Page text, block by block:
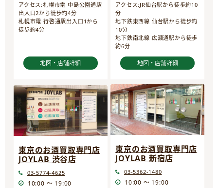
アクセス:札幌市電 中島公園通駅
出入口2から徒歩約4分
札幌市電 行啓通駅出入口1から
徒歩約4分
地図・店舗詳細
アクセス:JR仙台駅から徒歩約10
分
地下鉄東西線 仙台駅から徒歩約
10分
地下鉄南北線 広瀬通駅から徒歩
約6分
地図・店舗詳細
東京のお酒買取専門店
JOYLAB 渋谷店
03-5774-4625
10:00 ～ 19:00
東京のお酒買取専門店
JOYLAB 新宿店
03-5362-1480
10:00 ～ 19:00